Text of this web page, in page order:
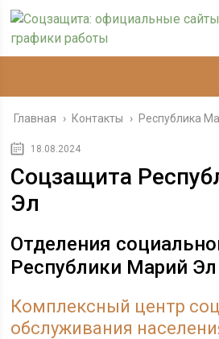
Главная › Контакты › Республика
18.08.2024
Соцзащита
Эл
Отделения
Республики Марий Эл
Комплексный центр
обслуживания